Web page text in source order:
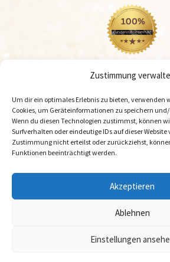
Zustimmung
Um dir ein optimales Erlebnis zu bieten, verwenden
Cookies, um Geräteinformationen zu speichern
Wenn du diesen Technologien zustimmst, können
Surfverhalten oder eindeutige IDs auf dieser
Zustimmung nicht erteilst oder zurückziehst,
Funktionen beeinträchtigt werden.
Akzeptieren
Ablehnen
Einstellungen
Widerrufsbelehrung